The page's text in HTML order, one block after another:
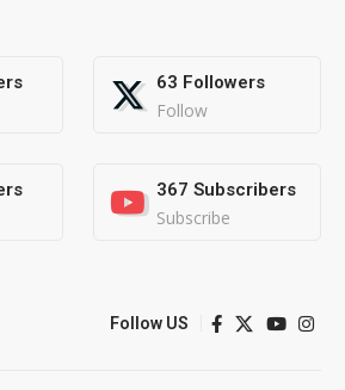
63 Followers
Follow
367 Subscribers
Subscribe
Follow US